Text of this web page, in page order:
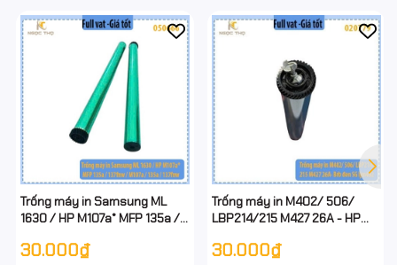
Trống máy in Samsung ML
1630 / HP M107a* MFP 135a /
- có tiếp mát ở đầu trống - full
30.000₫
Trống máy in M402/ 506/
LBP214/215 M427 26A - HP
CF226A ( 26A / 26X ) - Bb đen
30.000₫